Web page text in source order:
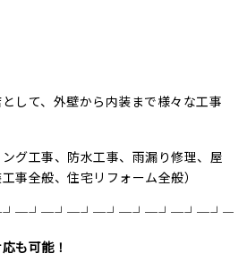
して、外壁から内装まで様々な工事
ング工事、防水工事、雨漏り修理、屋
事全般、住宅リフォーム全般）
も可能！